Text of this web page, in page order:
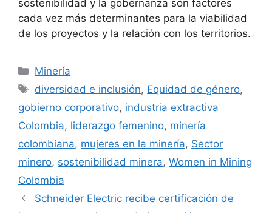
sostenibilidad y la gobernanza son factores
cada vez más determinantes para la viabilidad
de los proyectos y la relación con los territorios.
Categorías
Minería
Etiquetas
diversidad e inclusión, Equidad de género,
gobierno corporativo, industria extractiva
Colombia, liderazgo femenino, minería
colombiana, mujeres en la minería, Sector
minero, sostenibilidad minera, Women in Mining
Colombia
Schneider Electric recibe certificación de